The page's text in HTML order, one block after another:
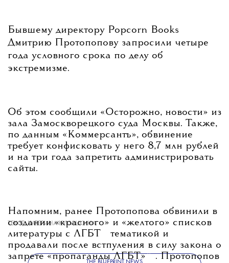
Бывшему директору Popcorn Books
Дмитрию Протопопову запросили четыре
года условного срока по делу об
экстремизме.
Об этом сообщили «Осторожно, новости» из
зала Замоскворецкого суда Москвы. Также,
по данным «Коммерсантъ», обвинение
требует конфисковать у него 8,7 млн рублей
и на три года запретить администрировать
сайты.
Напомним, ранее Протопопова обвинили в
создании «красного» и «желтого» списков
литературы с ЛГБТ
тематикой и
продавали после встпуления в силу закона о
запрете «пропагандыЛГБТ»💧. Протопопов
ТЕКСТ:КАТЕРИНА КУКУШКИНА
THE BLUEPRINT NEWS